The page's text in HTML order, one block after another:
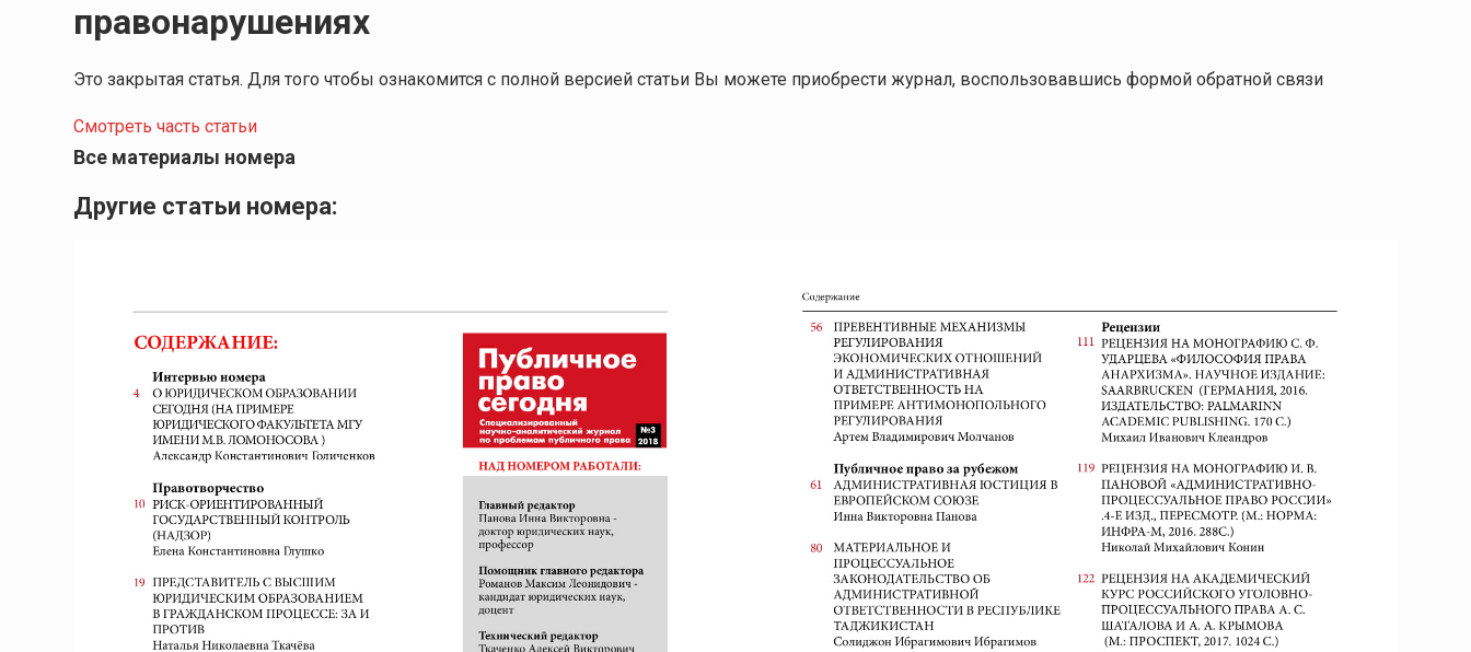
правонарушениях
Это закрытая статья. Для того чтобы ознакомится с полной версией статьи Вы можете приобрести журнал, воспользовавшись формой обратной связи
Смотреть часть статьи
Все материалы номера
Другие статьи номера: